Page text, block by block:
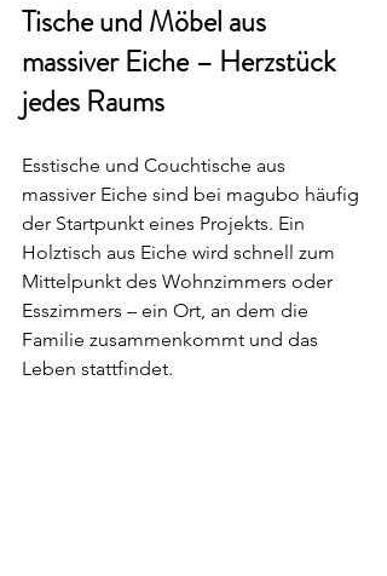
Tische und Möbel aus
massiver Eiche – Herzstück
jedes Raums
Esstische und Couchtische aus
massiver Eiche sind bei magubo häufig
der Startpunkt eines Projekts. Ein
Holztisch aus Eiche wird schnell zum
Mittelpunkt des Wohnzimmers oder
Esszimmers – ein Ort, an dem die
Familie zusammenkommt und das
Leben stattfindet.